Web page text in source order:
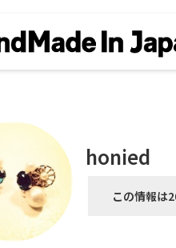
honied
この情報は